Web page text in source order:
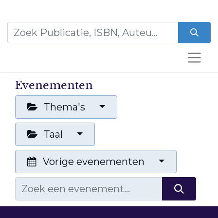
Evenementen
Thema's
Taal
Vorige evenementen